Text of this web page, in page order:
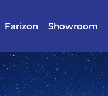
Farizon Showroom